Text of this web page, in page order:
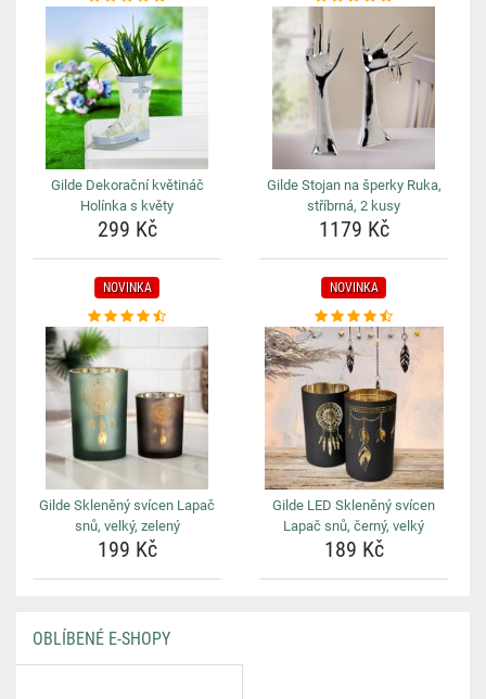
Gilde Dekorační květináč
Holínka s květy
299 Kč
Gilde Stojan na šperky Ruka,
stříbrná, 2 kusy
1179 Kč
NOVINKA
Gilde Skleněný svícen Lapač
snů, velký, zelený
199 Kč
NOVINKA
Gilde LED Skleněný svícen
Lapač snů, černý, velký
189 Kč
OBLÍBENÉ E-SHOPY